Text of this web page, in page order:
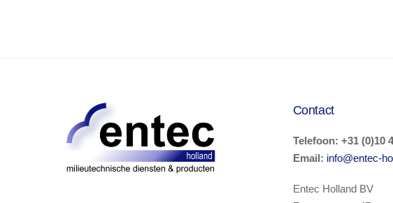
Contact
Telefoon: +31 (0)10
Email: info@entec-
Entec Holland BV